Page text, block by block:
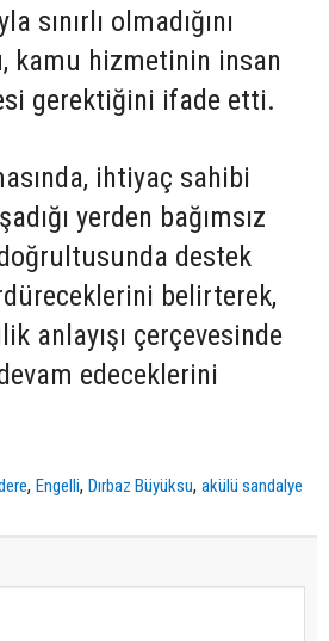
sınırlı olmadığını
kamu hizmetinin insan
gerektiğini ifade etti.
ihtiyaç sahibi
yerden bağımsız
destek
belirterek,
anlayışı çerçevesinde
edeceklerini
,Engelli,Dırbaz Büyüksu,akülü sandalye